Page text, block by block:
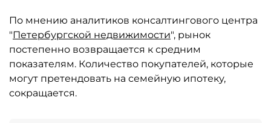
По мнению аналитиков консалтингового центра
"Петербургской недвижимости", рынок
постепенно возвращается к средним
показателям. Количество покупателей, которые
могут претендовать на семейную ипотеку,
сокращается.